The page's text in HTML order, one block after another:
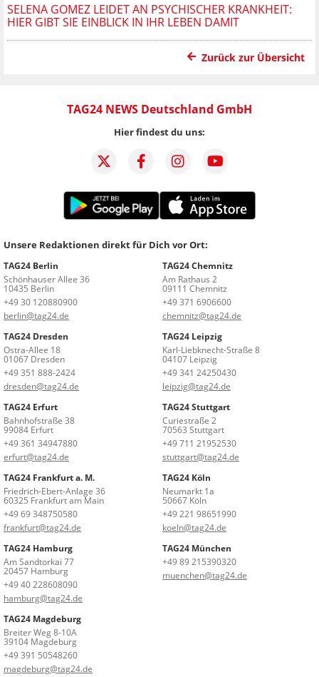
SELENA GOMEZ LEIDET AN PSYCHISCHER KRANKHEIT:
HIER GIBT SIE EINBLICK IN IHR LEBEN DAMIT
Zurück zur Übersicht
TAG24 NEWS Deutschland GmbH
Hier findest du uns:
Unsere Redaktionen direkt für Dich vor Ort:
TAG24 Berlin
Schönhauser Allee 36
10435 Berlin
+49 30 120880900
berlin@tag24.de
TAG24 Chemnitz
Am Rathaus 2
09111 Chemnitz
+49 371 6906600
chemnitz@tag24.de
TAG24 Dresden
Ostra-Allee 18
01067 Dresden
+49 351 888-2424
dresden@tag24.de
TAG24 Leipzig
Karl-Liebknecht-Straße 8
04107 Leipzig
+49 341 24250430
leipzig@tag24.de
TAG24 Erfurt
Bahnhofstraße 38
99084 Erfurt
+49 361 34947880
erfurt@tag24.de
TAG24 Stuttgart
Curiestraße 2
70563 Stuttgart
+49 711 21952530
stuttgart@tag24.de
TAG24 Frankfurt a. M.
Friedrich-Ebert-Anlage 36
60325 Frankfurt am Main
+49 69 348750580
frankfurt@tag24.de
TAG24 Köln
Neumarkt 1a
50667 Köln
+49 221 98651990
koeln@tag24.de
TAG24 Hamburg
Am Sandtorkai 77
20457 Hamburg
+49 40 228608090
hamburg@tag24.de
TAG24 München
+49 89 215390320
muenchen@tag24.de
TAG24 Magdeburg
Breiter Weg 8-10A
39104 Magdeburg
+49 391 50548260
magdeburg@tag24.de